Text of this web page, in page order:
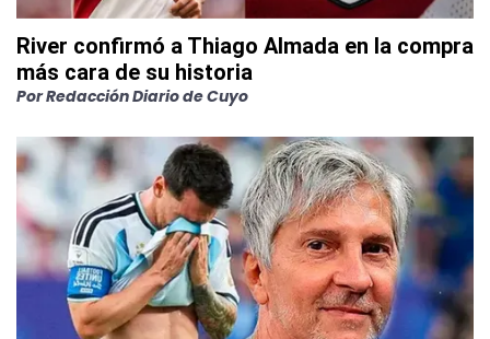
River confirmó a Thiago Almada en la compra
más cara de su historia
PorRedacción Diario de Cuyo